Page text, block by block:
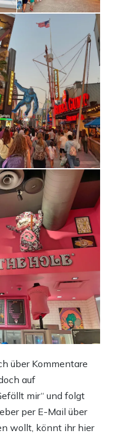
über Kommentare
auf
mir“ und folgt
per E-Mail über
wollt, könnt ihr hier